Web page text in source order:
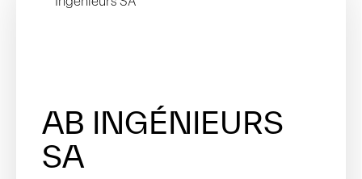
AB INGÉNIEURS
SA